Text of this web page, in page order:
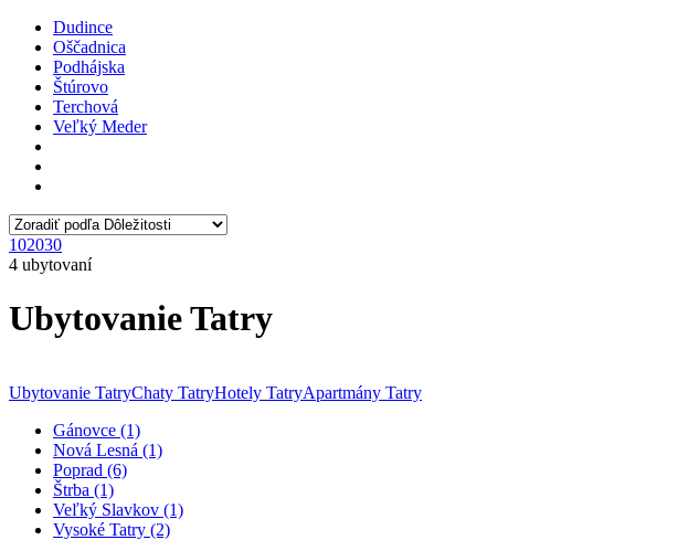
Dudince
Oščadnica
Podhájska
Štúrovo
Terchová
Veľký Meder
102030
4 ubytovaní
Ubytovanie Tatry
Ubytovanie TatryChaty TatryHotely TatryApartmány Tatry
Gánovce (1)
Nová Lesná (1)
Poprad (6)
Štrba (1)
Veľký Slavkov (1)
Vysoké Tatry (2)